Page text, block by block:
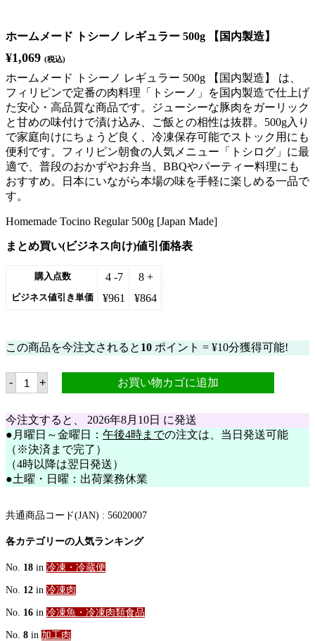
ホームメード トシーノ レギュラー 500g 【国内製造】
¥1,069 (税込)
ホームメード トシーノ レギュラー 500g 【国内製造】 は、
フィリピンで定番の肉料理「トシーノ」を国内製造で仕上げ
た安心・高品質な商品です。ジューシーな豚肉をガーリック
と甘めの味付けで漬け込み、ご飯との相性は抜群。500g入り
で家庭向けにちょうど良く、冷凍保存可能でストック用にも
便利です。フィリピン朝食の人気メニュー「トシログ」に最
適で、普段のおかずやお弁当、BBQやパーティー料理にも
おすすめ。日本にいながら本場の味を手軽に楽しめる一品で
す。
Homemade Tocino Regular 500g [Japan Made]
まとめ買い(ビジネス向け)値引価格表
購入点数 4 -7 8 +
ビジネス値引き単価 ¥961 ¥864
この商品を今注文されると 10 ポイント = ¥10分獲得可能!
- ホ
ー
ー
ド
ト
シ
ー
ノ
レ
ュ
ラ
ー
500g
内
造】
+ お買い物カゴに追加
今注文すると、 2026年8月10日 に発送
●月曜日～金曜日： 午後4時までの注文は、当日発送可能
（※決済まで完了）
（4時以降は翌日発送）
●土曜・日曜：出荷業務休業
共通商品コード(JAN) : 56020007
各カテゴリーの人気ランキング
No. 18 in 冷凍・冷蔵便
No. 12 in 冷凍肉
No. 16 in 冷凍魚・冷凍肉類食品
No. 8 in 加工肉